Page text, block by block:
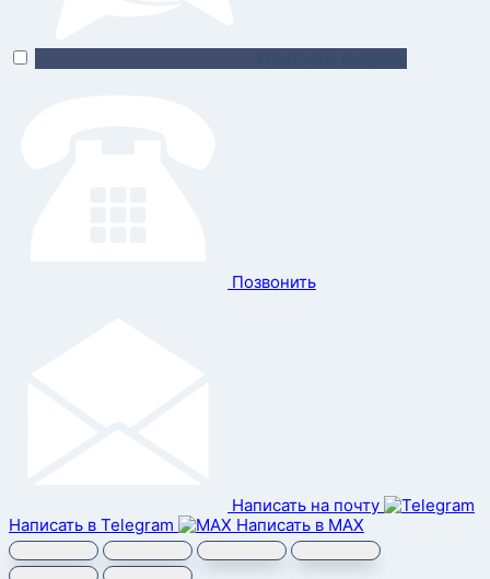
Позвонить
Написать на почту
Написать в Telegram
Написать в MAX